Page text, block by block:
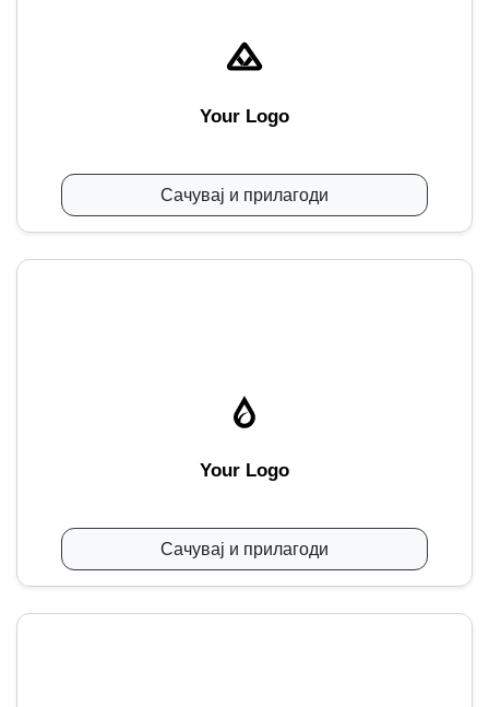
Your Logo
Сачувај и прилагоди
Your Logo
Сачувај и прилагоди